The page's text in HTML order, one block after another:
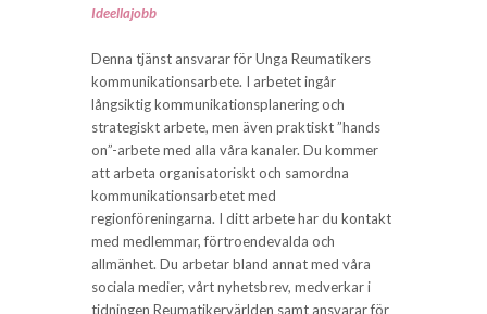
Ideellajobb
Denna tjänst ansvarar för Unga Reumatikers
kommunikationsarbete. I arbetet ingår
långsiktig kommunikationsplanering och
strategiskt arbete, men även praktiskt ”hands
on”-arbete med alla våra kanaler. Du kommer
att arbeta organisatoriskt och samordna
kommunikationsarbetet med
regionföreningarna. I ditt arbete har du kontakt
med medlemmar, förtroendevalda och
allmänhet. Du arbetar bland annat med våra
sociala medier, vårt nyhetsbrev, medverkar i
tidningen Reumatikervärlden samt ansvarar för